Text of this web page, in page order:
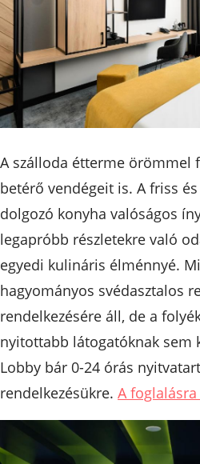
A szálloda étterme örömmel
betérő vendégeit is. A friss
dolgozó konyha valóságos
legapróbb részletekre való
egyedi kulináris élménnyé.
hagyományos svédasztalos
rendelkezésére áll, de a
nyitottabb látogatóknak sem
Lobby bár 0-24 órás
rendelkezésükre. A